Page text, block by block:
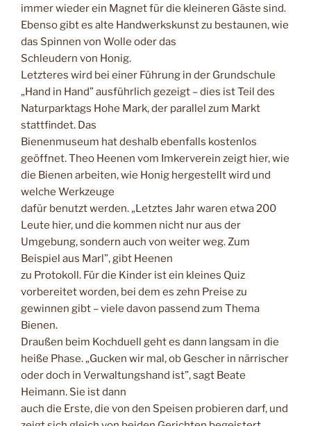
immer wieder ein Magnet für die kleineren Gäste sind.
Ebenso gibt es alte Handwerkskunst zu bestaunen, wie
das Spinnen von Wolle oder das
Schleudern von Honig.
Letzteres wird bei einer Führung in der Grundschule
„Hand in Hand” ausführlich gezeigt – dies ist Teil des
Naturparktags Hohe Mark, der parallel zum Markt
stattfindet. Das
Bienenmuseum hat deshalb ebenfalls kostenlos
geöffnet. Theo Heenen vom Imkerverein zeigt hier, wie
die Bienen arbeiten, wie Honig hergestellt wird und
welche Werkzeuge
dafür benutzt werden. „Letztes Jahr waren etwa 200
Leute hier, und die kommen nicht nur aus der
Umgebung, sondern auch von weiter weg. Zum
Beispiel aus Marl”, gibt Heenen
zu Protokoll. Für die Kinder ist ein kleines Quiz
vorbereitet worden, bei dem es zehn Preise zu
gewinnen gibt – viele davon passend zum Thema
Bienen.
Draußen beim Kochduell geht es dann langsam in die
heiße Phase. „Gucken wir mal, ob Gescher in närrischer
oder doch in Verwaltungshand ist”, sagt Beate
Heimann. Sie ist dann
auch die Erste, die von den Speisen probieren darf, und